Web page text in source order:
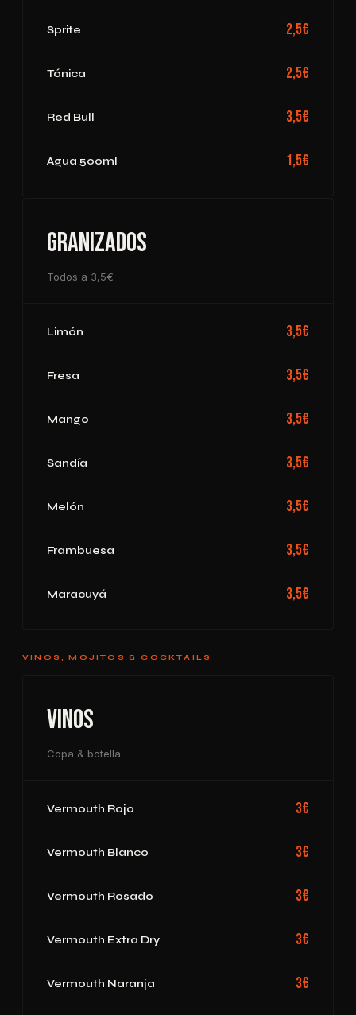
Sprite 2,5€
Tónica 2,5€
Red Bull 3,5€
Agua 500ml 1,5€
Granizados
Todos a 3,5€
Limón 3,5€
Fresa 3,5€
Mango 3,5€
Sandía 3,5€
Melón 3,5€
Frambuesa 3,5€
Maracuyá 3,5€
VINOS, MOJITOS & COCKTAILS
Vinos
Copa & botella
Vermouth Rojo 3€
Vermouth Blanco 3€
Vermouth Rosado 3€
Vermouth Extra Dry 3€
Vermouth Naranja 3€